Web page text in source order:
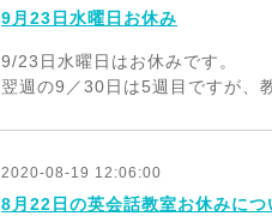
9月23日水曜日お休み
9/23日水曜日はお休みです。
翌週の9／30日は5週目ですが、
2020-08-19 12:06:00
8月22日の英会話教室お休みにつ